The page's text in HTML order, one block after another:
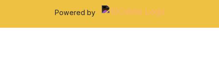
Powered by